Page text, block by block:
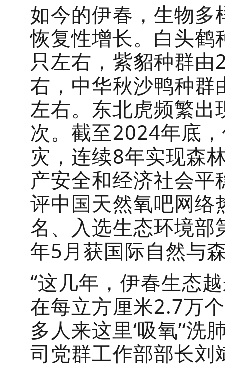
如今的伊春，生物
恢复性增长。白头
只左右，紫貂种群
右，中华秋沙鸭种
左右。东北虎频繁
次。截至2024年底
灾，连续8年实现森
产安全和经济社会
评中国天然氧吧网
名、入选生态环境
年5月获国际自然与
“这几年，伊春生态
在每立方厘米2.7万
多人来这里‘吸氧’‘
司党群工作部部长刘